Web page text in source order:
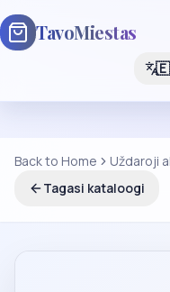
TavoMiestas
Back to Home
Uždaroji
Tagasi kataloogi